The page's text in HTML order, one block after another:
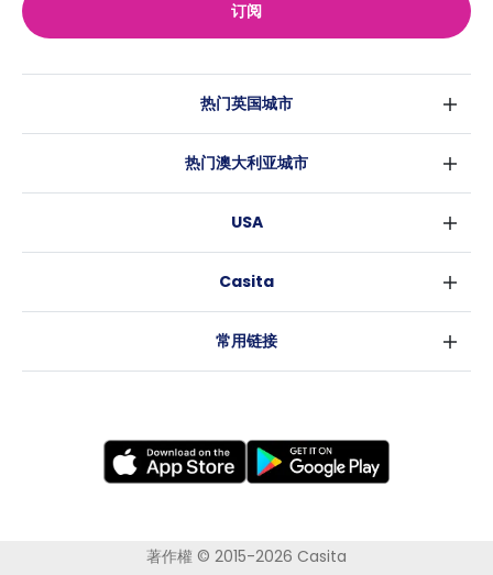
订阅
热门英国城市
伦敦
爱丁堡
利兹
考文垂
莱斯特
纽卡斯尔
热门澳大利亚城市
布里斯班
阿德莱德
USA
洛杉矶
Casita
常用链接
著作權 © 2015-2026 Casita